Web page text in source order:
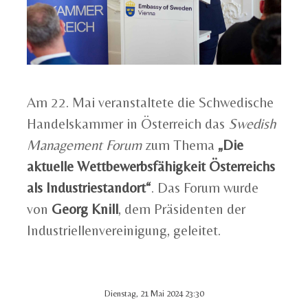
Am 22. Mai veranstaltete die Schwedische
Handelskammer in Österreich das Swedish
Management Forumzum Thema „Die
aktuelle Wettbewerbsfähigkeit Österreichs
als Industriestandort“. Das Forum wurde
von Georg Knill, dem Präsidenten der
Industriellenvereinigung, geleitet.
Dienstag, 21 Mai 2024 23:30